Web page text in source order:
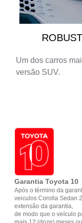
Um dos carros
versão SUV.
Garantia Toyota 10
Após o término da
veiculos Corolla Sedan
extensão da garantia,
de modo que o veículo